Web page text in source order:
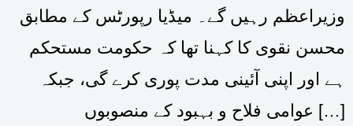
وزیراعظم رہیں گے۔ میڈیا رپورٹس کے مطابق
محسن نقوی کا کہنا تھا کہ حکومت مستحکم
ہے اور اپنی آئینی مدت پوری کرے گی، جبکہ
عوامی فلاح و بہبود کے منصوبوں […]